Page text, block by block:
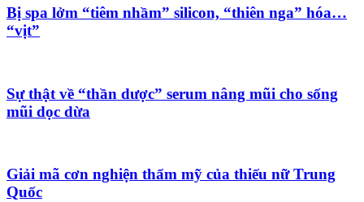
Bị spa lởm “tiêm nhầm” silicon, “thiên nga” hóa…
“vịt”
Sự thật về “thần dược” serum nâng mũi cho sống
mũi dọc dừa
Giải mã cơn nghiện thẩm mỹ của thiếu nữ Trung
Quốc